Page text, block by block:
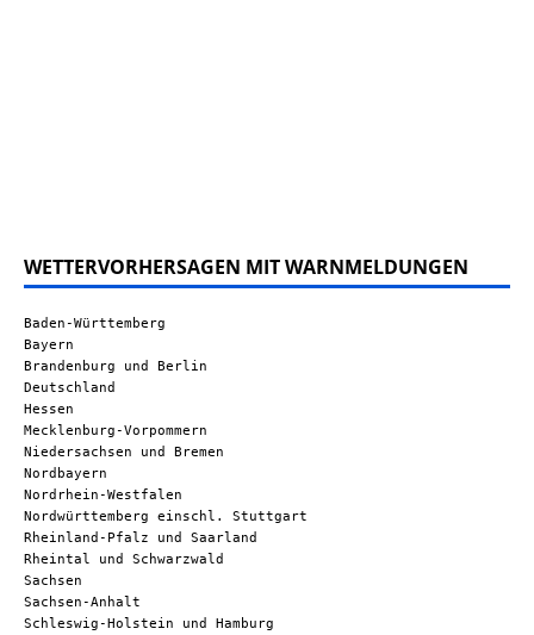
WETTERVORHERSAGEN MIT WARNMELDUNGEN
Baden-Württemberg
Bayern
Brandenburg und Berlin
Deutschland
Hessen
Mecklenburg-Vorpommern
Niedersachsen und Bremen
Nordbayern
Nordrhein-Westfalen
Nordwürttemberg einschl. Stuttgart
Rheinland-Pfalz und Saarland
Rheintal und Schwarzwald
Sachsen
Sachsen-Anhalt
Schleswig-Holstein und Hamburg